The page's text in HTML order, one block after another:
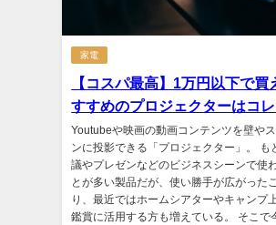
家電
【コスパ最高】1万円以下で買
すすめのプロジェクターはコレ
Youtubeや映画の動画コンテンツを壁や
ンに投影できる「プロジェクター」。 も
議やプレゼンなどのビジネスシーンで使
とが多い製品だが、使い勝手が広がった
り、最近ではホームシアターやキャンプ
鑑賞に活用する方も増えている。 そこで